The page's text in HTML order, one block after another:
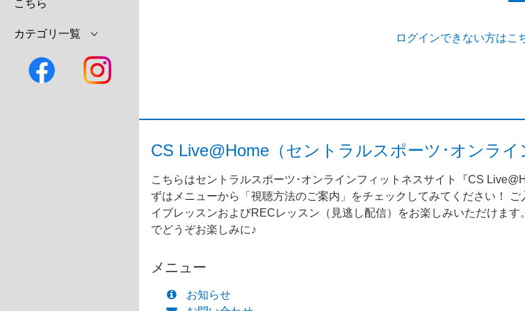
こちら
カテゴリ一覧 ログインできない方はこ
CS Live@Home（セントラルスポーツ･オンライ
こちらはセントラルスポーツ･オンラインフィットネスサイト『CS
ずはメニューから「視聴方法のご案内」をチェックしてみてください！
イブレッスンおよびRECレッスン（見逃し配信）をお楽しみいただけま
でどうぞお楽しみに♪
メニュー
お知らせ